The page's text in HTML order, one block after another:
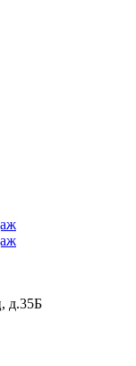
д.35Б